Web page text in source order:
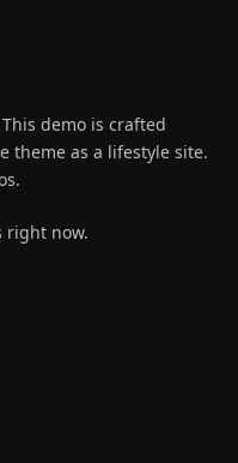
demo is crafted
theme as a lifestyle site.
right now.